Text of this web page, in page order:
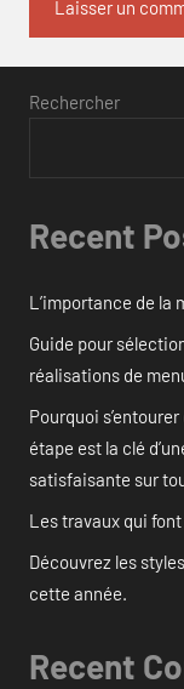
Rechercher
Recent
L’importance de la
Guide pour
réalisations de
Pourquoi
étape est la clé
satisfaisante sur
Les travaux qui
Découvrez les
cette année.
Recent